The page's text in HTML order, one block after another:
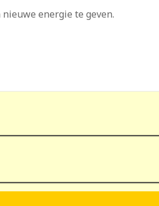
energie te geven.